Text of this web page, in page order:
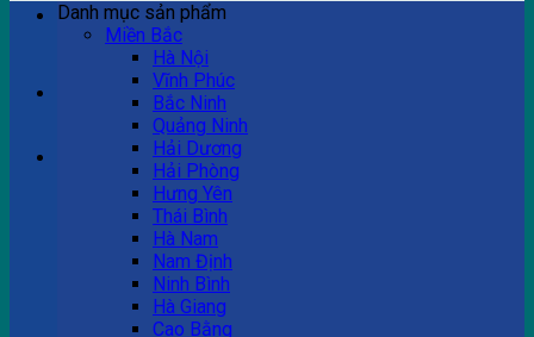
Ví dụ: Billboard quảng cáo, pano quảng cáo, quảng cáo
trên xe bus...
Tư vấn bán hàng
0983 863 488
Danh mục sản phẩm
Miền Bắc
Hà Nội
Vĩnh Phúc
Bắc Ninh
Quảng Ninh
Hải Dương
Hải Phòng
Hưng Yên
Thái Bình
Hà Nam
Nam Định
Ninh Bình
Hà Giang
Cao Bằng